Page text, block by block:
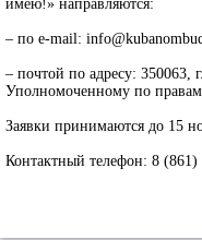
имею!» направляются:
– по e-mail:
– почтой по адресу: 350063,
Уполномоченному по правам
Заявки принимаются до 15
Контактный телефон: 8 (861)